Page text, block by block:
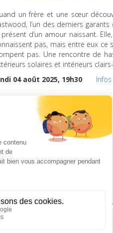
un frère et une sœur
l’un des derniers
présent d’un amour naissant.
pas, mais entre eux ce
pas. Une rencontre de
solaires et intérieurs
04 août 2025, 19h30
LA